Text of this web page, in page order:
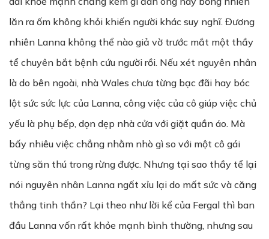
lăn ra ốm không khỏi khiến người khác suy nghĩ. Đương
nhiên Lanna không thể nào giả vờ trước mắt một thầy
tể chuyên bắt bệnh cứu người rồi. Nếu xét nguyên nhân
là do bên ngoài, nhà Wales chưa từng bạc đãi hay bóc
lột sức sức lực của Lanna, công việc của cô giúp việc chủ
yếu là phụ bếp, dọn dẹp nhà cửa với giặt quần áo. Mà
bấy nhiêu việc chẳng nhằm nhò gì so với một cô gái
từng săn thú trong rừng được. Nhưng tại sao thầy tể lại
nói nguyên nhân Lanna ngất xỉu lại do mất sức và căng
thẳng tinh thần? Lại theo như lời kể của Fergal thì ban
đầu Lanna vốn rất khỏe mạnh bình thường, nhưng sau